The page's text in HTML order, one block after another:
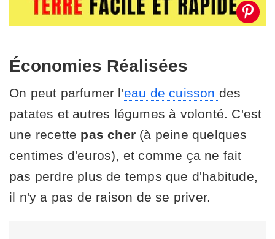
Économies Réalisées
On peut parfumer l'eau de cuisson des
patates et autres légumes à volonté. C'est
une recette pas cher (à peine quelques
centimes d'euros), et comme ça ne fait
pas perdre plus de temps que d'habitude,
il n'y a pas de raison de se priver.